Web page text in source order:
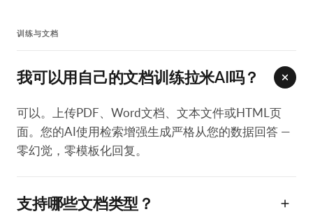
训练与文档
我可以用自己的文档训练拉米AI吗？
可以。上传PDF、Word文档、文本文件或HTML页
面。您的AI使用检索增强生成严格从您的数据回答 —
零幻觉，零模板化回复。
支持哪些文档类型？